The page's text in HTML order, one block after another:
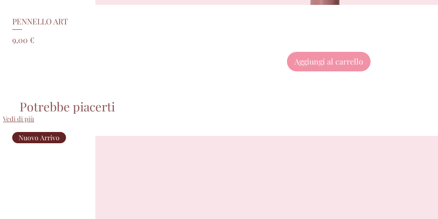
PENNELLO ART
Prezzo
9,00 €
Aggiungi al carrello
Potrebbe piacerti
Nuovo Arrivo
Vedi di più